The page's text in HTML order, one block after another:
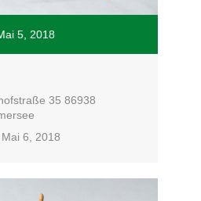
5, 2018
35 86938
6, 2018